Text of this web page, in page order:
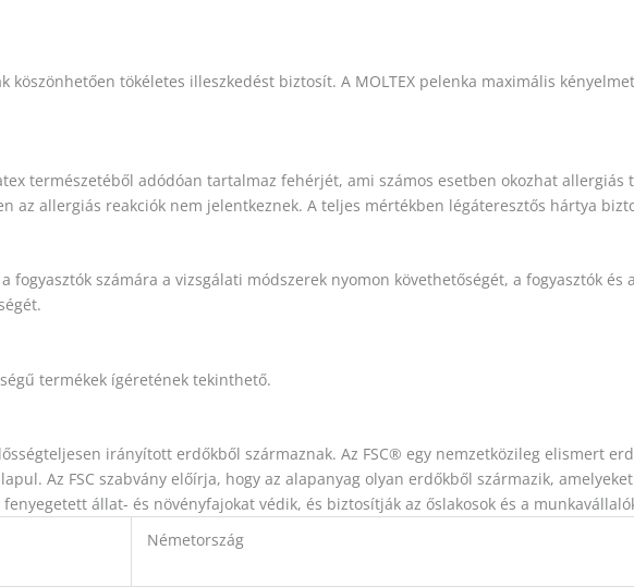
köszönhetően tökéletes illeszkedést biztosít. A MOLTEX pelenka maximális
természetéből adódóan tartalmaz fehérjét, ami számos esetben okozhat allergiás
az allergiás reakciók nem jelentkeznek. A teljes mértékben légáteresztős hártya
számára a vizsgálati módszerek nyomon követhetőségét, a fogyasztók
termékek ígéretének tekinthető.
irányított erdőkből származnak. Az FSC® egy nemzetközileg elismert
Az FSC szabvány előírja, hogy az alapanyag olyan erdőkből származik,
állat- és növényfajokat védik, és biztosítják az őslakosok és a
Németország